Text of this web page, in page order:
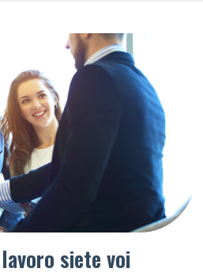
siete voi